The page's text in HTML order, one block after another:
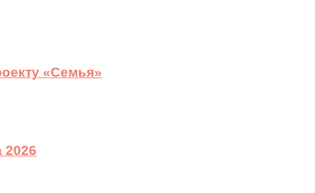
«Семья»
2026